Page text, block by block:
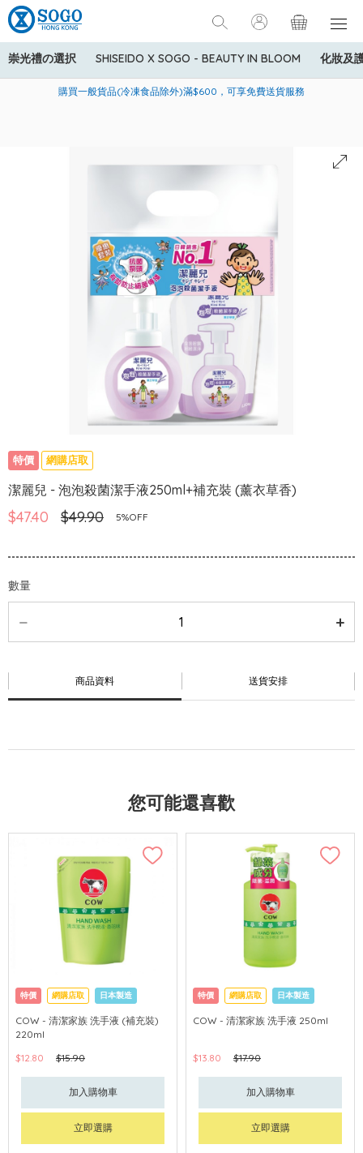
崇光禮の選択 SHISEIDO X SOGO - BEAUTY IN BLOOM 化妝及
美國運通Explorer®信用卡會員購物禮遇：高達5%簽賬回贈！
購買一般貨品(冷凍食品除外)滿$600，可享免費送貨服務
寄送中國內地服務只適用於指定商品，若訂單金額少於HK$600(折
特價 網購店取
潔麗兒 - 泡泡殺菌潔手液250ml+補充裝 (薰衣草香)
$47.40 $49.90 5%OFF
數量
商品資料 送貨安排
您可能還喜歡
特價 網購店取 日本製造
COW - 清潔家族 洗手液 (補充裝)
220ml
$12.80
$15.90
加入購物車
立即選購
特價 網購店取 日本製造
COW - 清潔家族 洗手液 250ml
$13.80 $17.90
加入購物車
立即選購